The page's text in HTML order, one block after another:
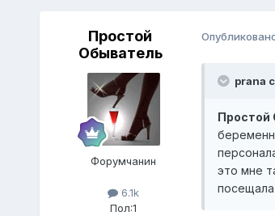
Простой
Обыватель
Форумчанин
6.1k
Пол:1
prana
Простой
это мне